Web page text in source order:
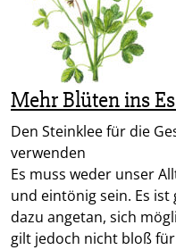
Mehr Blüten ins
Den Steinklee für die
Es muss weder unser
und eintönig sein. Es ist
dazu angetan, sich
gilt jedoch nicht bloß